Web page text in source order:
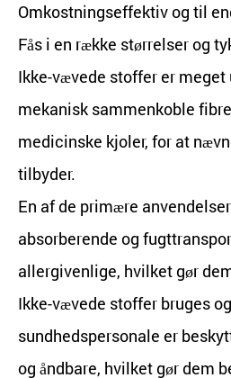
Omkostningseffektiv og til
Fås i en række størrelser og
Ikke-vævede stoffer er
mekanisk sammenkoble
medicinske kjoler, for at
tilbyder.
En af de primære
absorberende og
allergivenlige, hvilket gør
Ikke-vævede stoffer bruges
sundhedspersonale er
og åndbare, hvilket gør dem